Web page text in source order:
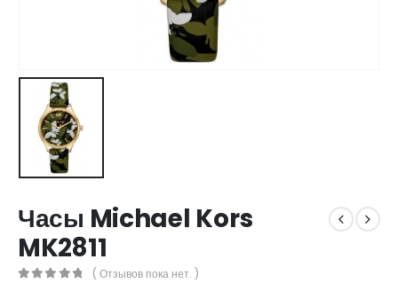
Часы Michael Kors
MK2811
( Отзывов пока нет. )